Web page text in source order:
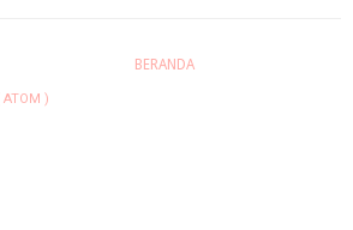
BERANDA
ATOM )